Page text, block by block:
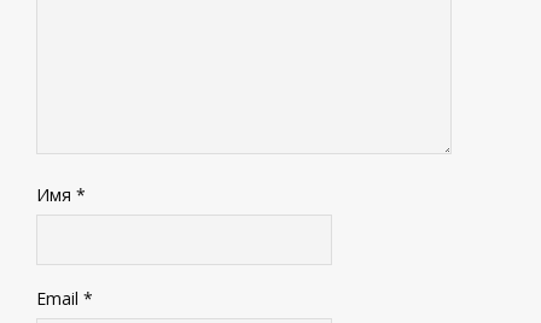
Имя *
Email *